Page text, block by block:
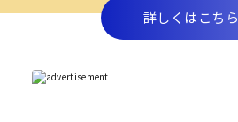
詳しくはこちら